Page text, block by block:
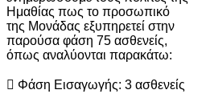
Ημαθίας πως το προσωπικό
της Μονάδας εξυπηρετεί στην
παρούσα φάση 75 ασθενείς,
όπως αναλύονται παρακάτω:
 Φάση Εισαγωγής: 3 ασθενείς